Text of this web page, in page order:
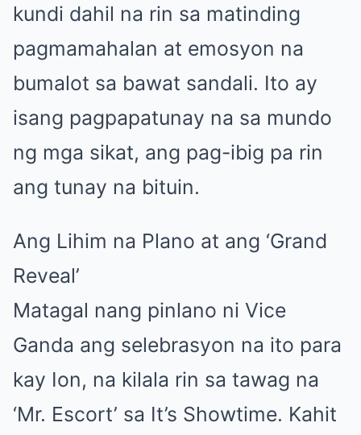
kundi dahil na rin sa matinding
pagmamahalan at emosyon na
bumalot sa bawat sandali. Ito ay
isang pagpapatunay na sa mundo
ng mga sikat, ang pag-ibig pa rin
ang tunay na bituin.
Ang Lihim na Plano at ang ‘Grand
Reveal’
Matagal nang pinlano ni Vice
Ganda ang selebrasyon na ito para
kay Ion, na kilala rin sa tawag na
‘Mr. Escort’ sa It’s Showtime. Kahit